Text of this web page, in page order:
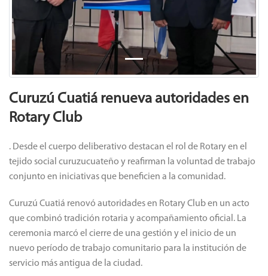
Curuzú Cuatiá renueva autoridades en
Rotary Club
. Desde el cuerpo deliberativo destacan el rol de Rotary en el
tejido social curuzucuateño y reafirman la voluntad de trabajo
conjunto en iniciativas que beneficien a la comunidad.
Curuzú Cuatiá renovó autoridades en Rotary Club en un acto
que combinó tradición rotaria y acompañamiento oficial. La
ceremonia marcó el cierre de una gestión y el inicio de un
nuevo período de trabajo comunitario para la institución de
servicio más antigua de la ciudad.